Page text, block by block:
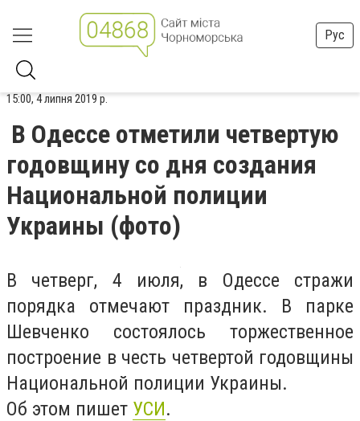
Рус
15:00, 4 липня 2019 р.
В Одессе отметили четвертую
годовщину со дня создания
Национальной полиции
Украины (фото)
В четверг, 4 июля, в Одессе стражи
порядка отмечают праздник. В парке
Шевченко состоялось торжественное
построение в честь четвертой годовщины
Национальной полиции Украины.
Об этом пишет УСИ.